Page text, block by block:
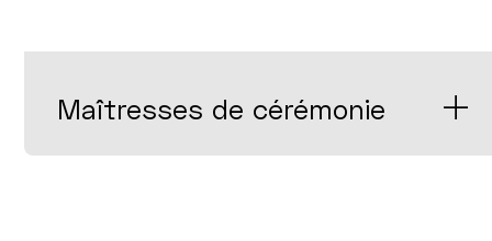
Maîtresses de cérémonie